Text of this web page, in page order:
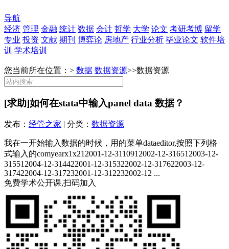
导航
经济 管理 金融 统计 数据 会计 哲学 大学 论文 考研考博 留学
专业 投资 文献 期刊 博弈论 房地产 行业分析 毕业论文 软件培
训 学术培训
您当前所在位置：> 数据 数据资源>>数据资源
[求助]如何在stata中输入panel data 数据？
发布： 经管之家 | 分类： 数据资源
我在一开始输入数据的时候，用的菜单dataeditor,按照下列格
式输入的comyearx1x212001-12-3110912002-12-316512003-12-
315512004-12-314422001-12-315322002-12-317622003-12-
317422004-12-317232001-12-312232002-12 ...
免费学术公开课,扫码加入